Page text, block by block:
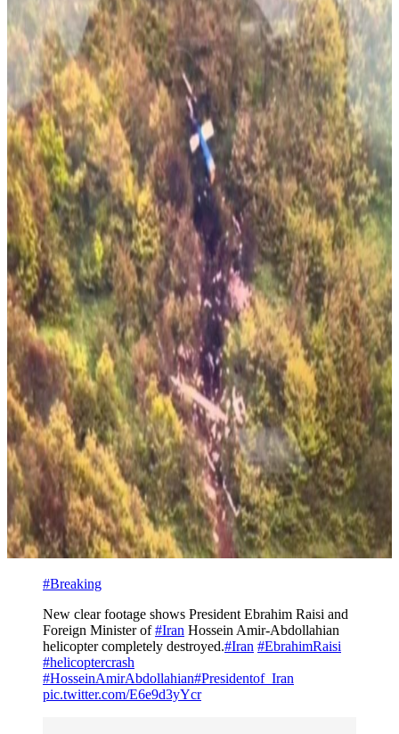
#Breaking
New clear footage shows President Ebrahim Raisi and
Foreign Minister of#Iran Hossein Amir-Abdollahian
helicopter completely destroyed.#Iran #EbrahimRaisi
#helicoptercrash
#HosseinAmirAbdollahian#Presidentof_Iran
pic.twitter.com/E6e9d3yYcr